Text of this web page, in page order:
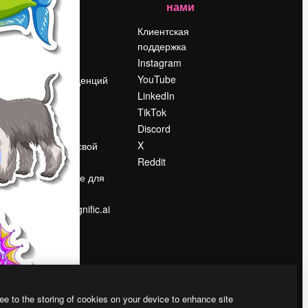
Цены
О нас
Reviews
Поиск тенденций
Блог
События
Slidesgo
Продайте свой
контент
Помещение для
Ищете magnific.ai
нами
Клиентская
поддержка
Instagram
YouTube
LinkedIn
TikTok
Discord
X
Reddit
to the storing of cookies on your device to enhance site